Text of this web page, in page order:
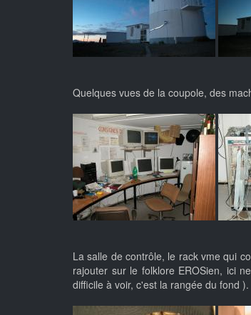
Quelques vues de la coupole, des
La salle de contrôle, le rack vme qui
rajouter sur le folklore EROSien, ici
difficile à voir, c'est la rangée du fond ).